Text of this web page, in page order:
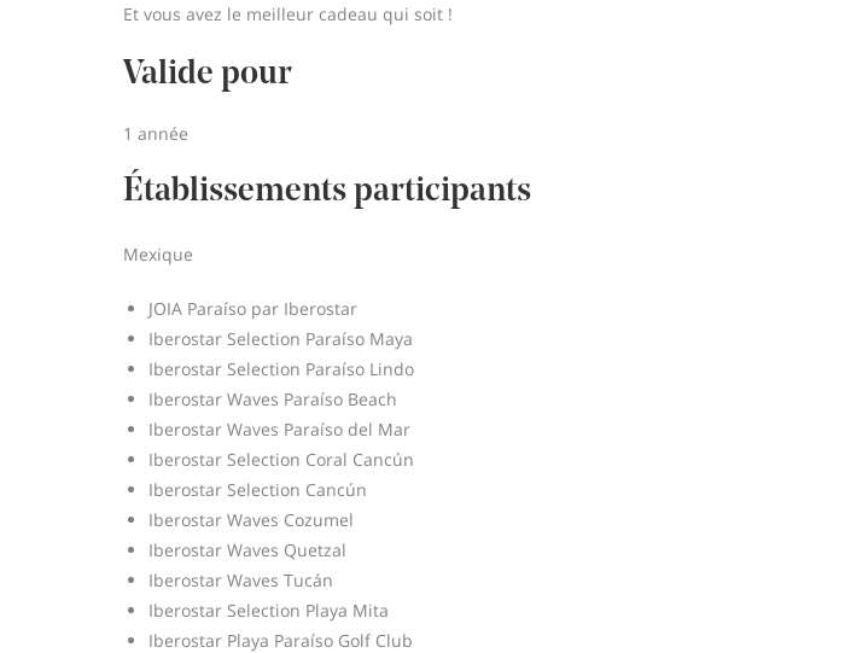
Et vous avez le meilleur cadeau qui soit !
Valide pour
1 année
Établissements participants
Mexique
JOIA Paraíso par Iberostar
Iberostar Selection Paraíso Maya
Iberostar Selection Paraíso Lindo
Iberostar Waves Paraíso Beach
Iberostar Waves Paraíso del Mar
Iberostar Selection Coral Cancún
Iberostar Selection Cancún
Iberostar Waves Cozumel
Iberostar Waves Quetzal
Iberostar Waves Tucán
Iberostar Selection Playa Mita
Iberostar Playa Paraíso Golf Club